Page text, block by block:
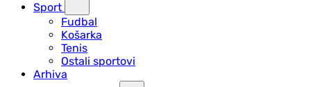
Sport
Fudbal
Košarka
Tenis
Ostali sportovi
Arhiva